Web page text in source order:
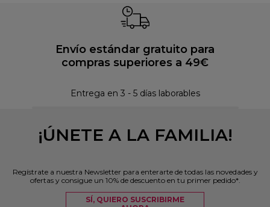
Envío estándar gratuito para
compras superiores a 49€
Entrega en 3 - 5 días laborables
¡ÚNETE A LA FAMILIA!
Regístrate a nuestra Newsletter para enterarte de todas las novedades y
ofertas y consigue un 10% de descuento en tu primer pedido*.
SÍ, QUIERO SUSCRIBIRME